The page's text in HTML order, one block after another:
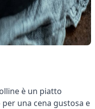
è un piatto
una cena gustosa e